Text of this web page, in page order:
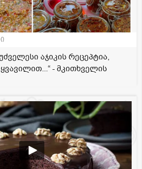
აჯიკის რეცეპტია,
- მკითხველის